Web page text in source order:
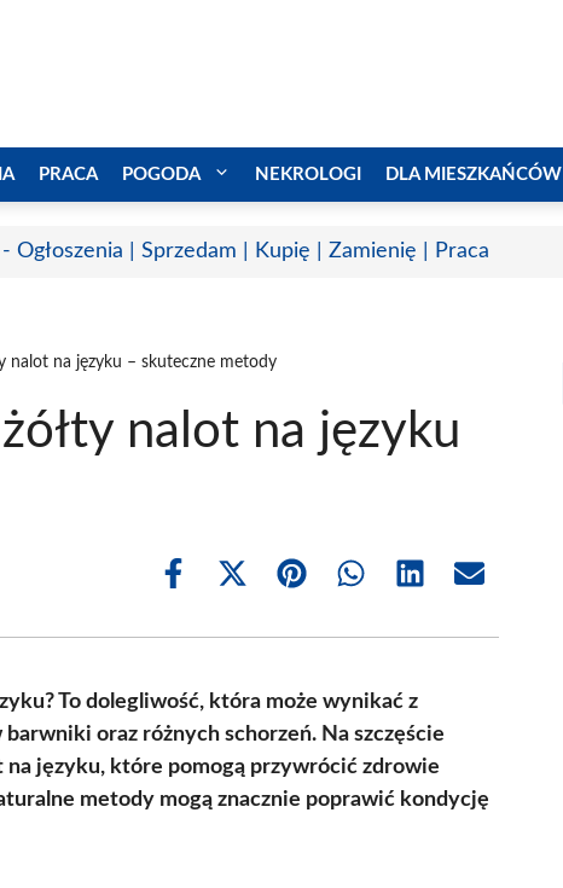
PRACA POGODA NEKROLOGI DLA MIESZKAŃCÓW
- Ogłoszenia | Sprzedam | Kupię | Zamienię | Praca
nalot na języku – skuteczne metody
nalot na języku
Share
Share
(Twitter)
Share Share Share Share
To dolegliwość, która może wynikać z
oraz różnych schorzeń. Na szczęście
na języku, które pomogą przywrócić zdrowie
metody mogą znacznie poprawić kondycję